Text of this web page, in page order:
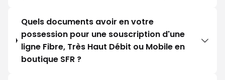
Quels documents avoir en votre
possession pour une souscription d'une
ligne Fibre, Très Haut Débit ou Mobile en
boutique SFR ?